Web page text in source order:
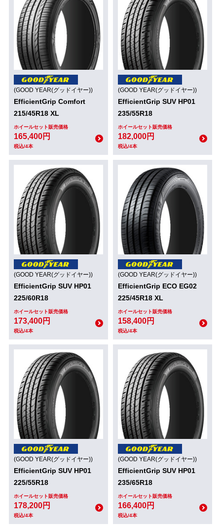
(GOOD YEAR(グッドイヤー))
EfficientGrip Comfort
215/45R18 XL
ホイールセット販売価格
165,400円
税込/4本
(GOOD YEAR(グッドイヤー))
EfficientGrip SUV HP01
235/55R18
ホイールセット販売価格
182,000円
税込/4本
(GOOD YEAR(グッドイヤー))
EfficientGrip SUV HP01
225/60R18
ホイールセット販売価格
173,400円
税込/4本
(GOOD YEAR(グッドイヤー))
EfficientGrip ECO EG02
225/45R18 XL
ホイールセット販売価格
158,400円
税込/4本
(GOOD YEAR(グッドイヤー))
EfficientGrip SUV HP01
225/55R18
ホイールセット販売価格
178,200円
税込/4本
(GOOD YEAR(グッドイヤー))
EfficientGrip SUV HP01
235/65R18
ホイールセット販売価格
166,400円
税込/4本